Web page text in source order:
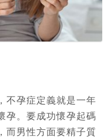
不孕症定義就是一年
孕。要成功懷孕起碼
而男性方面要精子質